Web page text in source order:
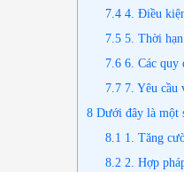
7.4 4. Điều
7.5 5. Thời
7.6 6. Các quy
7.7 7. Yêu cầu
8 Dưới đây là một
8.1 1. Tăng
8.2 2. Hợp